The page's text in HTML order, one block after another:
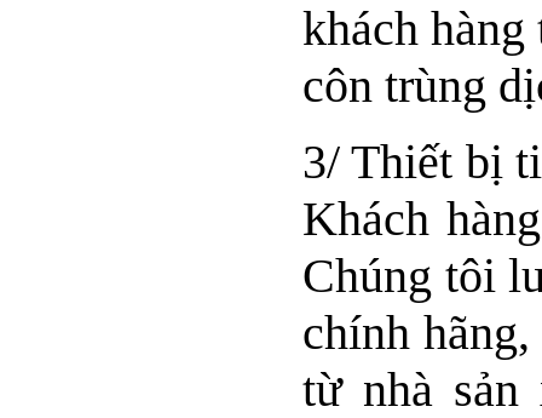
khách
côn trùng
3/ Thiết bị
Khách
Chúng tôi
chính
từ nhà